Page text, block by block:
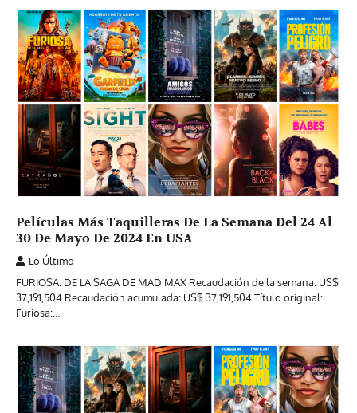
Películas Más Taquilleras De La Semana Del 24 Al
30 De Mayo De 2024 En USA
Lo Último
FURIOSA: DE LA SAGA DE MAD MAX Recaudación de la semana: US$
37,191,504 Recaudación acumulada: US$ 37,191,504 Título original:
Furiosa:…